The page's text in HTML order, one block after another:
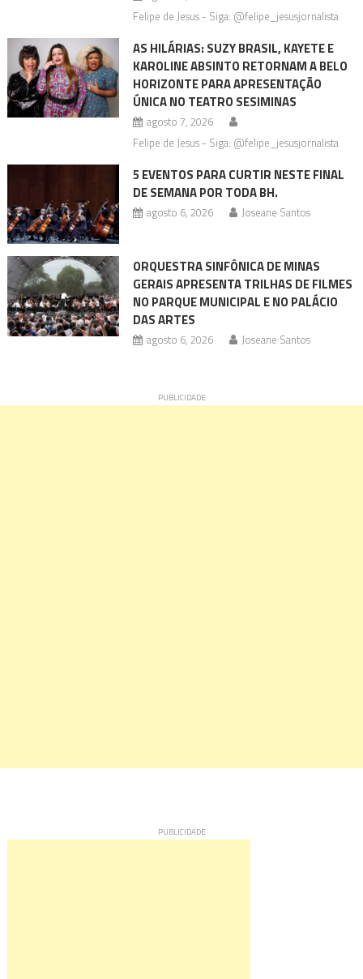
Felipe de Jesus - Siga: @felipe_jesusjornalista
AS HILÁRIAS: SUZY BRASIL, KAYETE E
KAROLINE ABSINTO RETORNAM A BELO
HORIZONTE PARA APRESENTAÇÃO
ÚNICA NO TEATRO SESIMINAS
agosto 7, 2026
Felipe de Jesus - Siga: @felipe_jesusjornalista
5 EVENTOS PARA CURTIR NESTE FINAL
DE SEMANA POR TODA BH.
agosto 6, 2026 Joseane Santos
ORQUESTRA SINFÔNICA DE MINAS
GERAIS APRESENTA TRILHAS DE FILMES
NO PARQUE MUNICIPAL E NO PALÁCIO
DAS ARTES
agosto 6, 2026 Joseane Santos